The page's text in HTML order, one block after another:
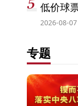
低价球
2026-08-
专题